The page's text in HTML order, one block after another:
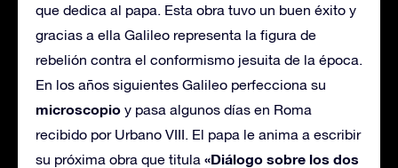
que dedica al papa. Esta obra tuvo un buen éxito y
gracias a ella Galileo representa la figura de
rebelión contra el conformismo jesuita de la época.
En los años siguientes Galileo perfecciona su
microscopio y pasa algunos días en Roma
recibido por Urbano VIII. El papa le anima a escribir
su próxima obra que titula «Diálogo sobre los dos